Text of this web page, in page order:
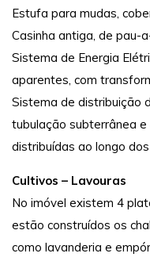
Estufa para mudas,
Casinha antiga, de pau-
Sistema de Energia
aparentes, com
Sistema de distribuição
tubulação subterrânea
distribuídas ao longo
Cultivos – Lavouras
No imóvel existem 4
estão construídos os
como lavanderia e